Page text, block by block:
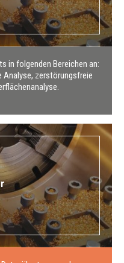
in folgenden Bereichen an:
Analyse, zerstörungsfreie